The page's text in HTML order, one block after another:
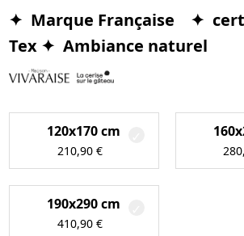
✦ Marque Française ✦
Tex ✦ Ambiance naturel
120x170 cm
210,90 €
190x290 cm
410,90 €